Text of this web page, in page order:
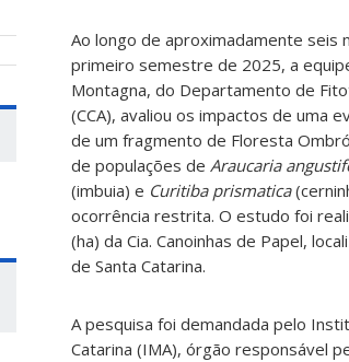
Ao longo de aproximadamente seis
primeiro semestre de 2025, a
Montagna, do Departamento de
(CCA), avaliou os impactos de uma
de um fragmento de Floresta
de populações de Araucaria
(imbuia) e Curitiba prismatica
ocorrência restrita. O estudo foi
(ha) da Cia. Canoinhas de Papel,
de Santa Catarina.
A pesquisa foi demandada pelo
Catarina (IMA), órgão responsável